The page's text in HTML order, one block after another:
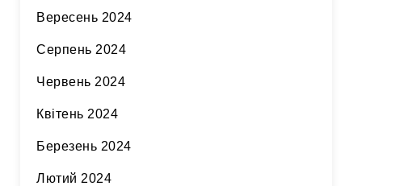
Вересень 2024
Серпень 2024
Червень 2024
Квітень 2024
Березень 2024
Лютий 2024